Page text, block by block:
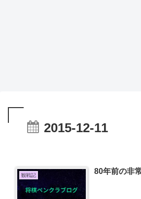
2015-12-11
観戦記 80年前の非